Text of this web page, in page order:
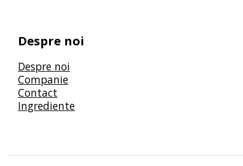
Despre noi
Despre noi
Companie
Contact
Ingrediente